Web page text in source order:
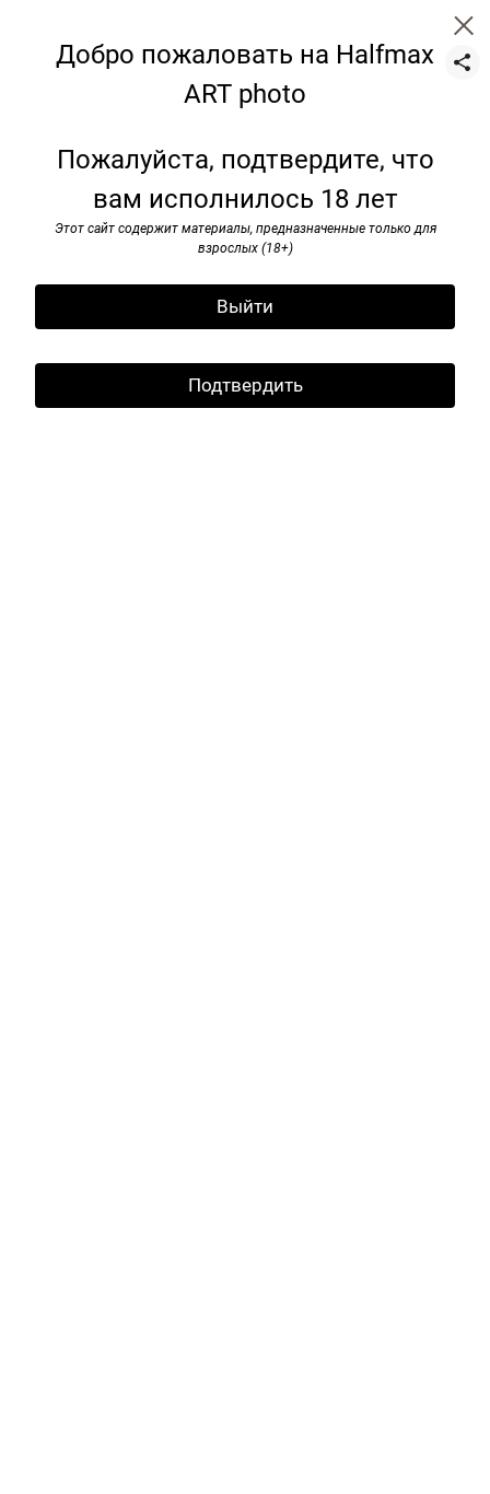
Добро пожаловать на Halfmax
ART photo
Пожалуйста, подтвердите, что
вам исполнилось 18 лет
Этот сайт содержит материалы, предназначенные только для
взрослых (18+)
Выйти
Подтвердить
still-life